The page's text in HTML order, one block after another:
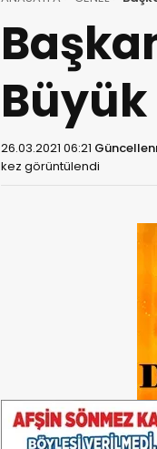
Büyük
26.03.2021 06:21
kez görüntülendi